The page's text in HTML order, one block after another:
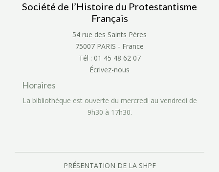
Société de l’Histoire du Protestantisme
Français
54 rue des Saints Pères
75007 PARIS - France
Tél : 01 45 48 62 07
Écrivez-nous
Horaires
La bibliothèque est ouverte du mercredi au vendredi de
9h30 à 17h30.
PRÉSENTATION DE LA SHPF